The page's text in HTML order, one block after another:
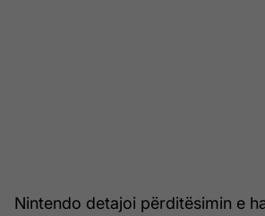
Nintendo detajoi përditësimin e